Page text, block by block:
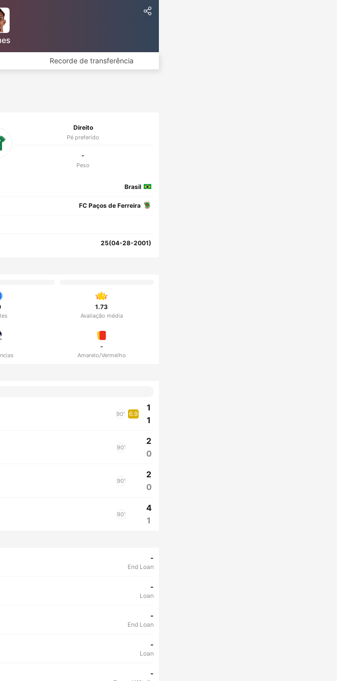
Recorde de transferência
Direito
Pé preferido
-
Peso
Brasil
FC Paços de Ferreira
25(04-28-2001)
1.73
Avaliação média
-
Amarelo/Vermelho
90' 6.9
1
1
90'
2
0
90'
2
0
90'
4
1
-
End Loan
-
Loan
-
End Loan
-
Loan
-